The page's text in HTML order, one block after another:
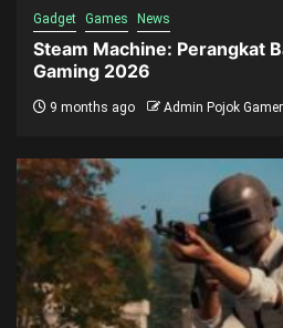
Gadget Games News
Steam Machine: Perangkat
Gaming 2026
9 months ago Admin Pojok